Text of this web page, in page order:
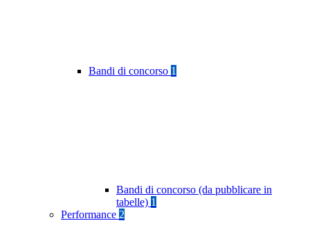
Bandi di concorso 1
Bandi di concorso (da pubblicare in
tabelle) 1
Performance 2